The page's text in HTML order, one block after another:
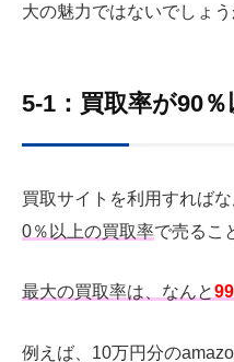
大の魅力ではないでしょう
5-1：買取率が90
買取サイトを利用すればな
0％以上の買取率で売るこ
最大の買取率は、なんと
例えば、10万円分の